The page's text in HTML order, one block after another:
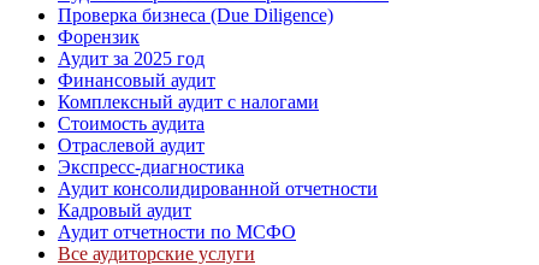
Проверка бизнеса (Due Diligence)
Форензик
Аудит за 2025 год
Финансовый аудит
Комплексный аудит с налогами
Стоимость аудита
Отраслевой аудит
Экспресс-диагностика
Аудит консолидированной отчетности
Кадровый аудит
Аудит отчетности по МСФО
Все аудиторские услуги